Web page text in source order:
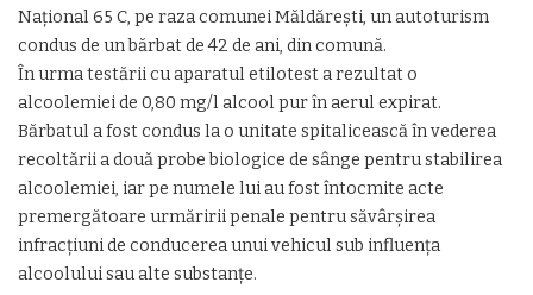
Național 65 C, pe raza comunei Măldărești, un autoturism
condus de un bărbat de 42 de ani, din comună.
În urma testării cu aparatul etilotest a rezultat o
alcoolemiei de 0,80 mg/l alcool pur în aerul expirat.
Bărbatul a fost condus la o unitate spitalicească în vederea
recoltării a două probe biologice de sânge pentru stabilirea
alcoolemiei, iar pe numele lui au fost întocmite acte
premergătoare urmăririi penale pentru săvârșirea
infracțiuni de conducerea unui vehicul sub influența
alcoolului sau alte substanțe.